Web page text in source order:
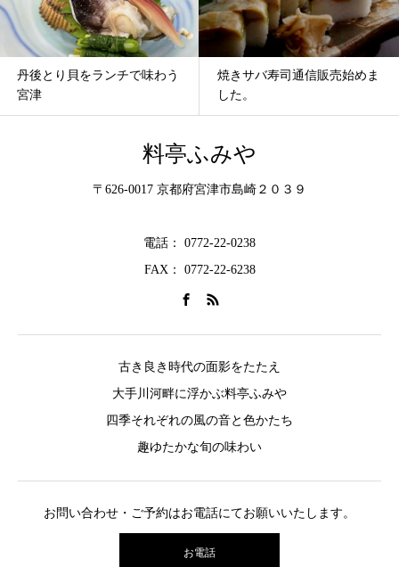
焼きサバ寿司通信販売始めま
した。
ワインバーとコラボ
料亭ふみや
〒626-0017 京都府宮津市島崎２０３９
電話： 0772-22-0238
FAX： 0772-22-6238
古き良き時代の面影をたたえ
大手川河畔に浮かぶ料亭ふみや
四季それぞれの風の音と色かたち
趣ゆたかな旬の味わい
お問い合わせ・ご予約はお電話にてお願いいたします。
お電話